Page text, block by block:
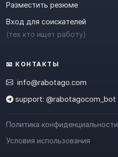
Разместить резюме
Вход для соискателей
(тех кто ищет работу)
📧 КОНТАКТЫ
info@rabotago.com
support: @rabotagocom_bot
Политика конфиденциальности
Условия использования